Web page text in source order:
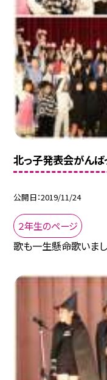
北っ子発表会がんば
公開日 2019/11/24
２年生のページ
歌も一生懸命歌いまし